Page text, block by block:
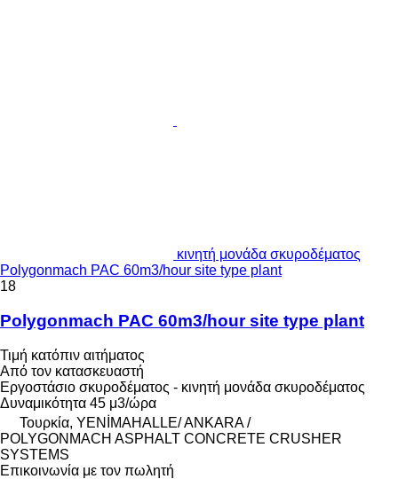
κινητή μονάδα σκυροδέματος
Polygonmach PAC 60m3/hour site type plant
18
Polygonmach PAC 60m3/hour site type plant
Τιμή κατόπιν αιτήματος
Από τον κατασκευαστή
Εργοστάσιο σκυροδέματος - κινητή μονάδα σκυροδέματος
Δυναμικότητα 45 μ3/ώρα
Τουρκία, YENİMAHALLE/ ANKARA /
POLYGONMACH ASPHALT CONCRETE CRUSHER
SYSTEMS
Επικοινωνία με τον πωλητή